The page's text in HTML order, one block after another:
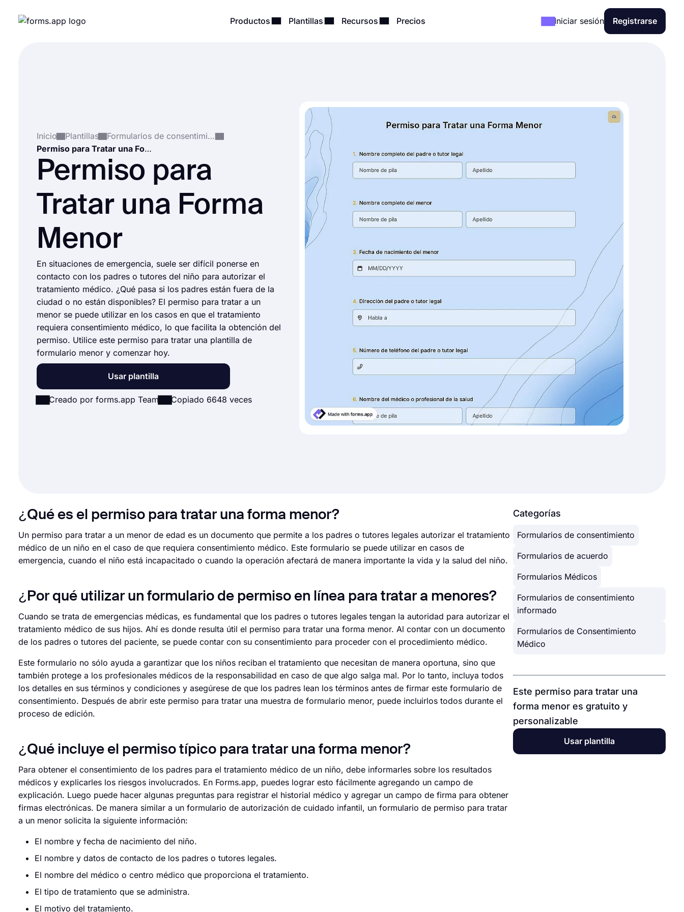
Productos Plantillas Recursos Precios Iniciar sesión Registrarse
Inicio Plantillas
Formularios de consentimiento
Permiso para Tratar una Forma Menor
Permiso para
Tratar una Forma
Menor
En situaciones de emergencia, suele ser difícil ponerse en
contacto con los padres o tutores del niño para autorizar el
tratamiento médico. ¿Qué pasa si los padres están fuera de la
ciudad o no están disponibles? El permiso para tratar a un
menor se puede utilizar en los casos en que el tratamiento
requiera consentimiento médico, lo que facilita la obtención del
permiso. Utilice este permiso para tratar una plantilla de
formulario menor y comenzar hoy.
Usar plantilla
Creado por forms.app Team Copiado 6648 veces
¿Qué es el permiso para tratar una forma menor?
Un permiso para tratar a un menor de edad es un documento que permite a los padres o tutores legales autorizar el tratamiento
médico de un niño en el caso de que requiera consentimiento médico. Este formulario se puede utilizar en casos de
emergencia, cuando el niño está incapacitado o cuando la operación afectará de manera importante la vida y la salud del niño.
¿Por qué utilizar un formulario de permiso en línea para tratar a menores?
Cuando se trata de emergencias médicas, es fundamental que los padres o tutores legales tengan la autoridad para autorizar el
tratamiento médico de sus hijos. Ahí es donde resulta útil el permiso para tratar una forma menor. Al contar con un documento
de los padres o tutores del paciente, se puede contar con su consentimiento para proceder con el procedimiento médico.
Este formulario no sólo ayuda a garantizar que los niños reciban el tratamiento que necesitan de manera oportuna, sino que
también protege a los profesionales médicos de la responsabilidad en caso de que algo salga mal. Por lo tanto, incluya todos
los detalles en sus términos y condiciones y asegúrese de que los padres lean los términos antes de firmar este formulario de
consentimiento. Después de abrir este permiso para tratar una muestra de formulario menor, puede incluirlos todos durante el
proceso de edición.
¿Qué incluye el permiso típico para tratar una forma menor?
Para obtener el consentimiento de los padres para el tratamiento médico de un niño, debe informarles sobre los resultados
médicos y explicarles los riesgos involucrados. En Forms.app, puedes lograr esto fácilmente agregando un campo de
explicación. Luego puede hacer algunas preguntas para registrar el historial médico y agregar un campo de firma para obtener
firmas electrónicas. De manera similar a un formulario de autorización de cuidado infantil, un formulario de permiso para tratar
a un menor solicita la siguiente información:
El nombre y fecha de nacimiento del niño.
El nombre y datos de contacto de los padres o tutores legales.
El nombre del médico o centro médico que proporciona el tratamiento.
El tipo de tratamiento que se administra.
El motivo del tratamiento.
Categorías
Formularios de consentimiento
Formularios de acuerdo
Formularios Médicos
Formularios de consentimiento
informado
Formularios de Consentimiento
Médico
Este permiso para tratar una
forma menor es gratuito y
personalizable
Usar plantilla